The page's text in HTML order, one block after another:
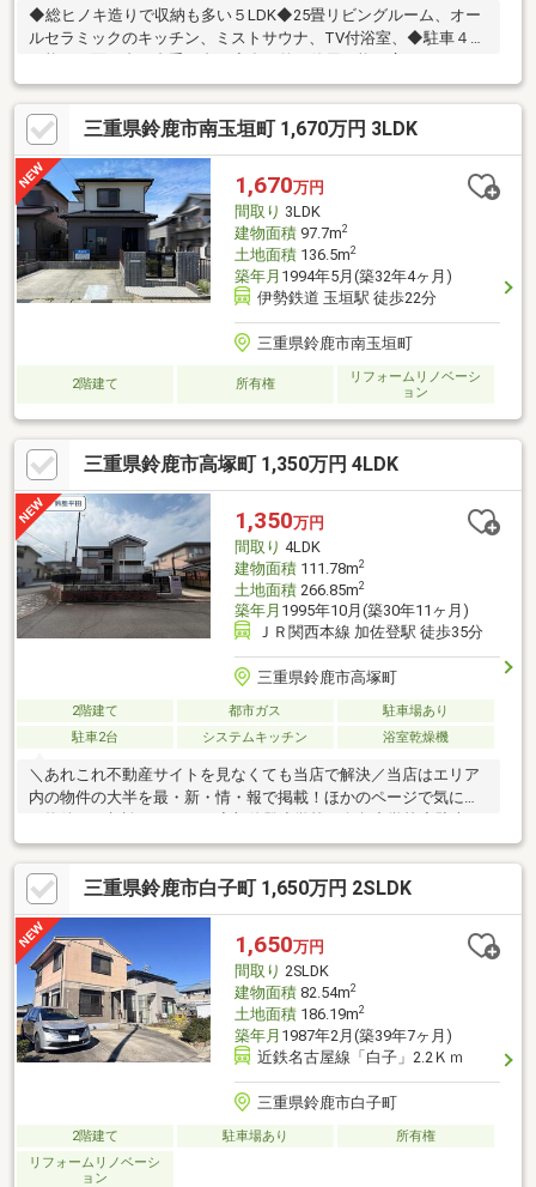
◆総ヒノキ造りで収納も多い５LDK◆25畳リビングルーム、オー
ルセラミックのキッチン、ミストサウナ、TV付浴室、◆駐車４台
ペース２か所◆ドッグランスペース、ウッドデッキも広め◆リビ
ングは２つに仕切れるアコーディングドアつき◆リビングでガス
ストーブも使用可能◆イオン（ベルシティ）やアクロスプラザ、
各種病院も近い、住みやすい立地◆２階にもベランダがあり、お
うち全体が光が入りやすく日当たりの良い設計となっています◆
キッチンの裏手には収納スペース丸ごとパントリーのスペースア
リ◆浴室は熱を逃がさないつくり
三重県鈴鹿市南玉垣町 1,670万円 3LDK
1,670万円
間取り 3LDK
建物面積97.7m2
土地面積136.5m2
築年月 1994年5月(築32年4ヶ月)
伊勢鉄道 玉垣駅 徒歩22分
三重県鈴鹿市南玉垣町
2階建て 所有権
リフォームリノベーシ
ョン
三重県鈴鹿市高塚町 1,350万円 4LDK
1,350万円
間取り 4LDK
建物面積111.78m2
土地面積266.85m2
築年月 1995年10月(築30年11ヶ月)
ＪＲ関西本線 加佐登駅 徒歩35分
三重県鈴鹿市高塚町
2階建て 都市ガス
駐車場あり
駐車2台
システムキッチン 浴室乾燥機
＼あれこれ不動産サイトを見なくても当店で解決／当店はエリア
内の物件の大半を最・新・情・報で掲載！ほかのページで気にな
台可能（カーポート付き）◆浴室暖房乾燥機付き◆対面キッチン
◆ゆとりある南庭※写真をクリックすると、詳細をご覧いただけ
ます。＝＝＝＝＝＝＝＝＝＝＝＝＝＝＝＝＝＝＝＝＝＝《失敗し
ない住宅ローン選び！》豊富な銀行金利情報を持っていますの
で、お客様の安心ゆとりのある資金計画をご提案できます。＝＝
＝＝＝＝＝＝＝＝＝＝＝＝＝＝＝＝＝＝＝＝
三重県鈴鹿市白子町 1,650万円 2SLDK
1,650万円
間取り 2SLDK
建物面積82.54m2
土地面積186.19m2
築年月 1987年2月(築39年7ヶ月)
近鉄名古屋線「白子」2.2Ｋｍ
三重県鈴鹿市白子町
2階建て 駐車場あり
所有権
リフォームリノベーシ
ョン